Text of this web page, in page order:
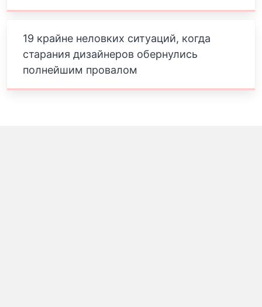
19 крайне неловких ситуаций, когда
старания дизайнеров обернулись
полнейшим провалом